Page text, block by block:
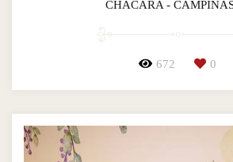
CHÁCARA -
672 0